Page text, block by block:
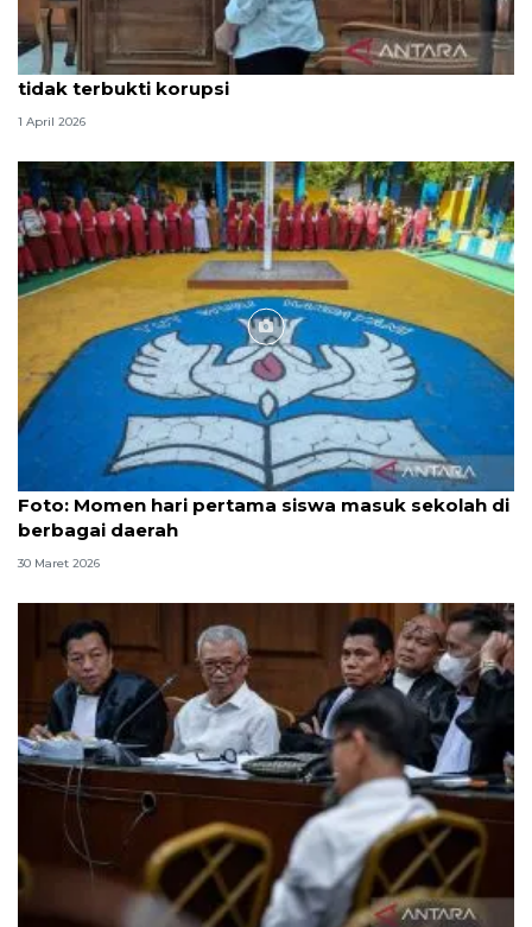
Hakim PN Medan vonis bebas Amsal Sitepu karena
tidak terbukti korupsi
1 April 2026
Foto: Momen hari pertama siswa masuk sekolah di
berbagai daerah
30 Maret 2026